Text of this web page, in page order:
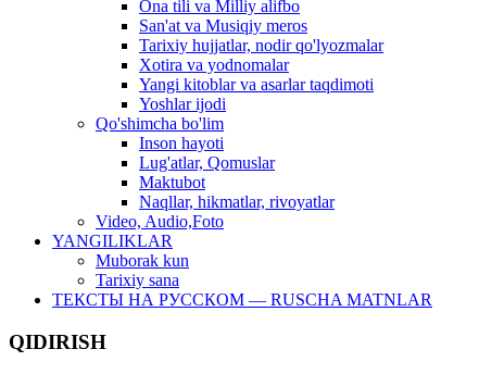
Ona tili va Milliy alifbo
San'at va Musiqiy meros
Tarixiy hujjatlar, nodir qo'lyozmalar
Xotira va yodnomalar
Yangi kitoblar va asarlar taqdimoti
Yoshlar ijodi
Qo'shimcha bo'lim
Inson hayoti
Lug'atlar, Qomuslar
Maktubot
Naqllar, hikmatlar, rivoyatlar
Video, Audio,Foto
YANGILIKLAR
Muborak kun
Tarixiy sana
ТЕКСТЫ НА РУССКОМ — RUSCHA MATNLAR
QIDIRISH